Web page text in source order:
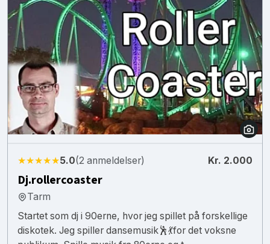
★★★★★5.0(2 anmeldelser) Kr. 2.000
Dj.rollercoaster
Tarm
Startet som dj i 90erne, hvor jeg spillet på forskellige
diskotek. Jeg spiller dansemusik🕺💃for det voksne